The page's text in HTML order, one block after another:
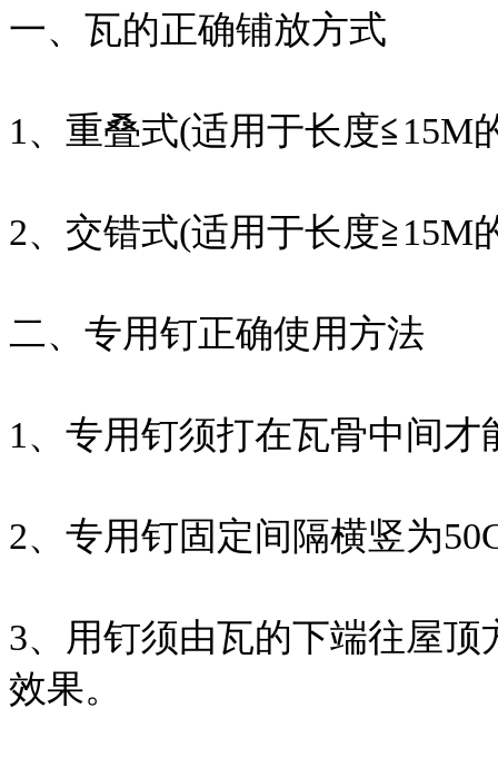
一、瓦的正确铺放方式
1、重叠式(适用于长度≦15M
2、交错式(适用于长度≧15M
二、专用钉正确使用方法
1、专用钉须打在瓦骨中间才
2、专用钉固定间隔横竖为
3、用钉须由瓦的下端往屋
效果。